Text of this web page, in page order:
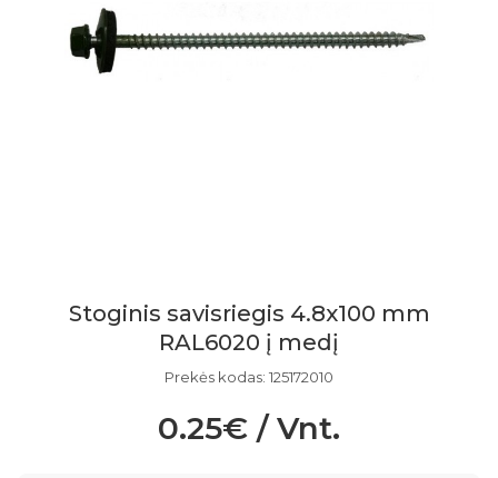
Stoginis savisriegis 4.8x100 mm
RAL6020 į medį
Prekės kodas: 125172010
0.25€ / Vnt.